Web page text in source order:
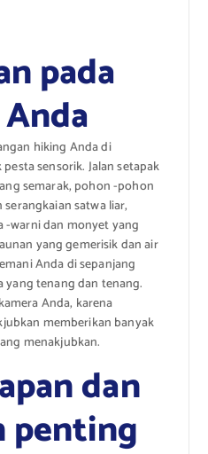
pada
hiking Anda di
sensorik. Jalan setapak
semarak, pohon -pohon
satwa liar,
warni dan monyet yang
yang gemerisik dan air
Anda di sepanjang
yang tenang dan tenang.
Anda, karena
memberikan banyak
menakjubkan.
dan
penting